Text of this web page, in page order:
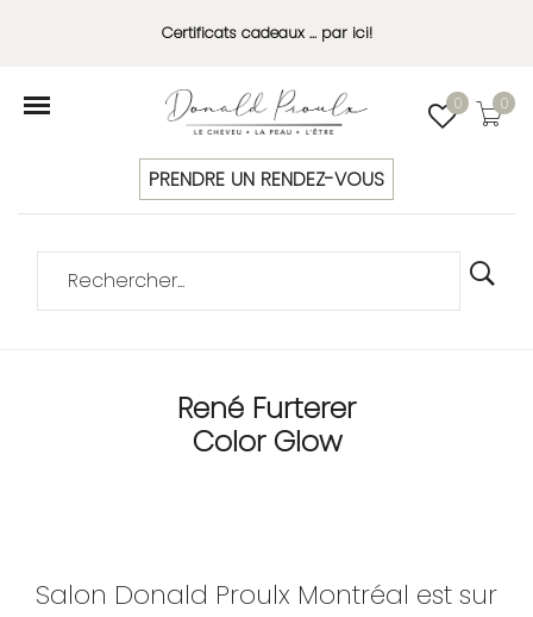
Certificats cadeaux ... par ici!
0 0
PRENDRE UN RENDEZ-VOUS
René Furterer
Color Glow
Salon Donald Proulx Montréal est sur